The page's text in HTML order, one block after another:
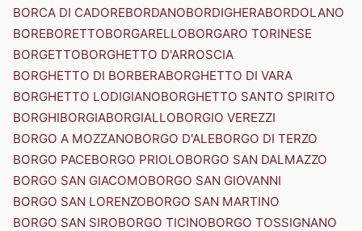
BORCA DI CADOREBORDANOBORDIGHERABORDOLANO
BOREBORETTOBORGARELLOBORGARO TORINESE
BORGETTOBORGHETTO D'ARROSCIA
BORGHETTO DI BORBERABORGHETTO DI VARA
BORGHETTO LODIGIANOBORGHETTO SANTO SPIRITO
BORGHIBORGIABORGIALLOBORGIO VEREZZI
BORGO A MOZZANOBORGO D'ALEBORGO DI TERZO
BORGO PACEBORGO PRIOLOBORGO SAN DALMAZZO
BORGO SAN GIACOMOBORGO SAN GIOVANNI
BORGO SAN LORENZOBORGO SAN MARTINO
BORGO SAN SIROBORGO TICINOBORGO TOSSIGNANO